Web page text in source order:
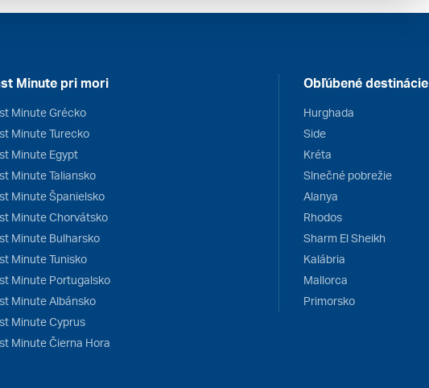
Minute pri mori
Minute Grécko
Minute Turecko
Minute Egypt
Minute Taliansko
Minute Španielsko
Minute Chorvátsko
Minute Bulharsko
Minute Tunisko
Minute Portugalsko
Minute Albánsko
Minute Cyprus
Minute Čierna Hora
Obľúbené destinácie
Hurghada
Side
Kréta
Slnečné pobrežie
Alanya
Rhodos
Sharm El Sheikh
Kalábria
Mallorca
Primorsko